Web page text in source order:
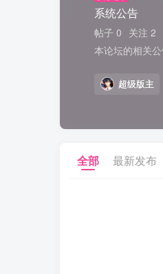
系统公告
帖子 0 关注 2
本论坛的相关
超级版主
全部 最新发布